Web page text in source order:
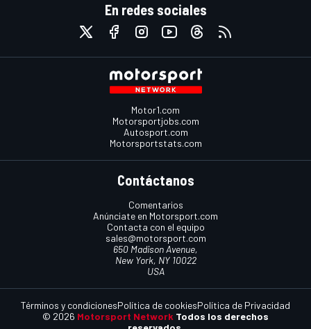
En redes sociales
Motor1.com
Motorsportjobs.com
Autosport.com
Motorsportstats.com
Contáctanos
Comentarios
Anúnciate en Motorsport.com
Contacta con el equipo
sales@motorsport.com
650 Madison Avenue,
New York, NY 10022
USA
© 2026 Motorsport Network Todos los derechos
Términos y condicionesPolítica de cookiesPolítica de Privacidad